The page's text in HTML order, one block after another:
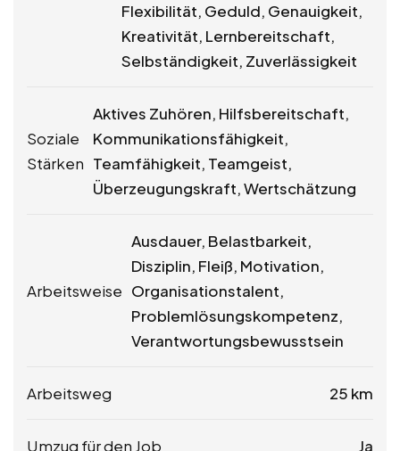
Flexibilität, Geduld, Genauigkeit,
Kreativität, Lernbereitschaft,
Selbständigkeit, Zuverlässigkeit
Soziale
Stärken
Aktives Zuhören, Hilfsbereitschaft,
Kommunikationsfähigkeit,
Teamfähigkeit, Teamgeist,
Überzeugungskraft, Wertschätzung
Arbeitsweise
Ausdauer, Belastbarkeit,
Disziplin, Fleiß, Motivation,
Organisationstalent,
Problemlösungskompetenz,
Verantwortungsbewusstsein
Arbeitsweg 25 km
Umzug für den Job Ja